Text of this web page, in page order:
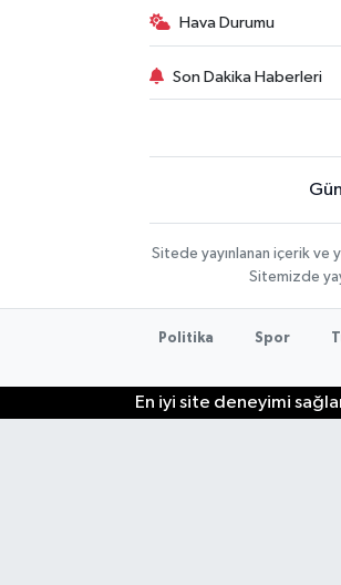
Hava Durumu
Son Dakika Haberleri
Sitede yayınlanan içerik ve
Sitemizde
Politika Spor
En iyi site deneyimi